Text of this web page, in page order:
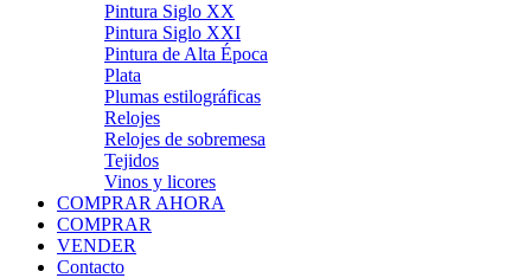
Pintura Siglo XX
Pintura Siglo XXI
Pintura de Alta Época
Plata
Plumas estilográficas
Relojes
Relojes de sobremesa
Tejidos
Vinos y licores
COMPRAR AHORA
COMPRAR
VENDER
Contacto